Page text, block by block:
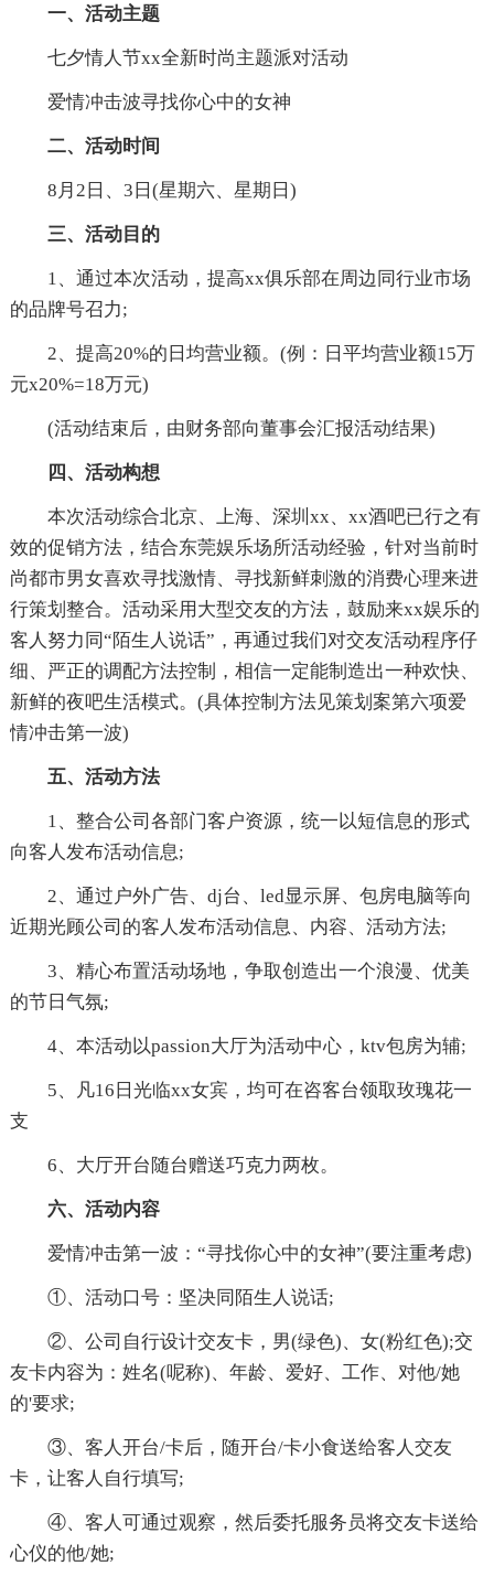
一、活动主题
七夕情人节xx全新时尚主题派对活动
爱情冲击波寻找你心中的女神
二、活动时间
8月2日、3日(星期六、星期日)
三、活动目的
1、通过本次活动，提高xx俱乐部在周边同行业市场
的品牌号召力;
2、提高20%的日均营业额。(例：日平均营业额15万
元x20%=18万元)
(活动结束后，由财务部向董事会汇报活动结果)
四、活动构想
本次活动综合北京、上海、深圳xx、xx酒吧已行之有
效的促销方法，结合东莞娱乐场所活动经验，针对当前时
尚都市男女喜欢寻找激情、寻找新鲜刺激的消费心理来进
行策划整合。活动采用大型交友的方法，鼓励来xx娱乐的
客人努力同“陌生人说话”，再通过我们对交友活动程序仔
细、严正的调配方法控制，相信一定能制造出一种欢快、
新鲜的夜吧生活模式。(具体控制方法见策划案第六项爱
情冲击第一波)
五、活动方法
1、整合公司各部门客户资源，统一以短信息的形式
向客人发布活动信息;
2、通过户外广告、dj台、led显示屏、包房电脑等向
近期光顾公司的客人发布活动信息、内容、活动方法;
3、精心布置活动场地，争取创造出一个浪漫、优美
的节日气氛;
4、本活动以passion大厅为活动中心，ktv包房为辅;
5、凡16日光临xx女宾，均可在咨客台领取玫瑰花一
支
6、大厅开台随台赠送巧克力两枚。
六、活动内容
爱情冲击第一波：“寻找你心中的女神”(要注重考虑)
①、活动口号：坚决同陌生人说话;
②、公司自行设计交友卡，男(绿色)、女(粉红色);交
友卡内容为：姓名(呢称)、年龄、爱好、工作、对他/她
的'要求;
③、客人开台/卡后，随开台/卡小食送给客人交友
卡，让客人自行填写;
④、客人可通过观察，然后委托服务员将交友卡送给
心仪的他/她;